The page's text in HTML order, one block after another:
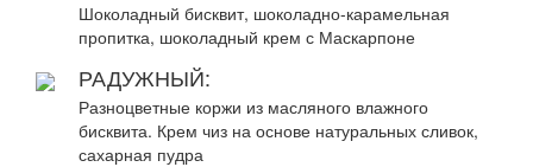
Шоколадный бисквит, шоколадно-карамельная
пропитка, шоколадный крем с Маскарпоне
РАДУЖНЫЙ:
Разноцветные коржи из масляного влажного
бисквита. Крем чиз на основе натуральных сливок,
сахарная пудра